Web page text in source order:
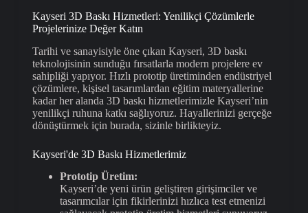
Kayseri 3D Baskı Hizmetleri: Yenilikçi Çözümlerle
Projelerinize Değer Katın
Tarihi ve sanayisiyle öne çıkan Kayseri, 3D baskı
teknolojisinin sunduğu fırsatlarla modern projelere ev
sahipliği yapıyor. Hızlı prototip üretiminden endüstriyel
çözümlere, kişisel tasarımlardan eğitim materyallerine
kadar her alanda 3D baskı hizmetlerimizle Kayseri’nin
yenilikçi ruhuna katkı sağlıyoruz. Hayallerinizi gerçeğe
dönüştürmek için burada, sizinle birlikteyiz.
Kayseri'de 3D Baskı Hizmetlerimiz
Prototip Üretim:
Kayseri’de yeni ürün geliştiren girişimciler ve
tasarımcılar için fikirlerinizi hızlıca test etmenizi